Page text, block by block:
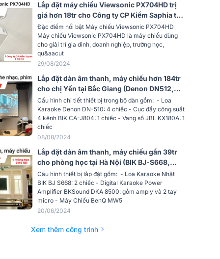
ở chế độ (Normal Mode) 6000 giờ;
(SuperEco) 20000 giờ
2,8kg
222x108x312xmm
Lắp đặt máy chiếu Viewsonic PX704HD trị
giá hơn 18tr cho Công ty CP Kiềm Saphia tại
Hà Nội
Đặc điểm nổi bật Máy chiếu Viewsonic PX704HD
Máy chiếu Viewsonic PX704HD là máy chiếu dùng
cho giải trí gia đình, doanh nghiệp, trường học,
qu&aacut
29/08/2024
Lắp đặt dàn âm thanh, máy chiếu hơn 184tr
cho chị Yến tại Bắc Giang (Denon DN512,
CA-J804, KX180A, Sub-15W, BenQ TK700,
…)
Cấu hình chi tiết thiết bị trong bộ dàn gồm: - Loa
Karaoke Denon DN-510: 4 chiếc - Cục đẩy công suất
4 kênh BIK CA-J804: 1 chiếc - Vang số JBL KX180A: 1
chiếc
08/08/2024
Lắp đặt dàn âm thanh, máy chiếu gần 39tr
cho phòng học tại Hà Nội (BIK BJ-S668,
DKA 5500, BenQ MW560, BenQ MX550)
Cấu hình thiết bị lắp đặt gồm: - Loa Karaoke Nhật
BIK BJ S668: 2 chiếc - Digital Karaoke Power
Amplifier BKSound DKA 8500: gồm amply và 2 tay
micro - Máy Chiếu BenQ MW5
20/06/2024
Xem thêm công trình